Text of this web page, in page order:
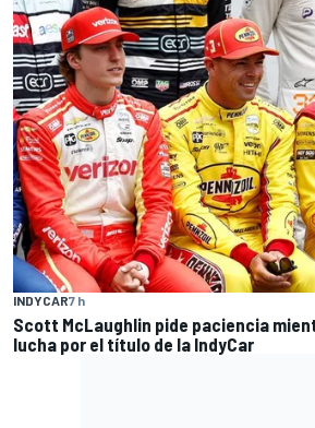
INDYCAR7 h
Scott McLaughlin pide paciencia
lucha por el título de la IndyCar